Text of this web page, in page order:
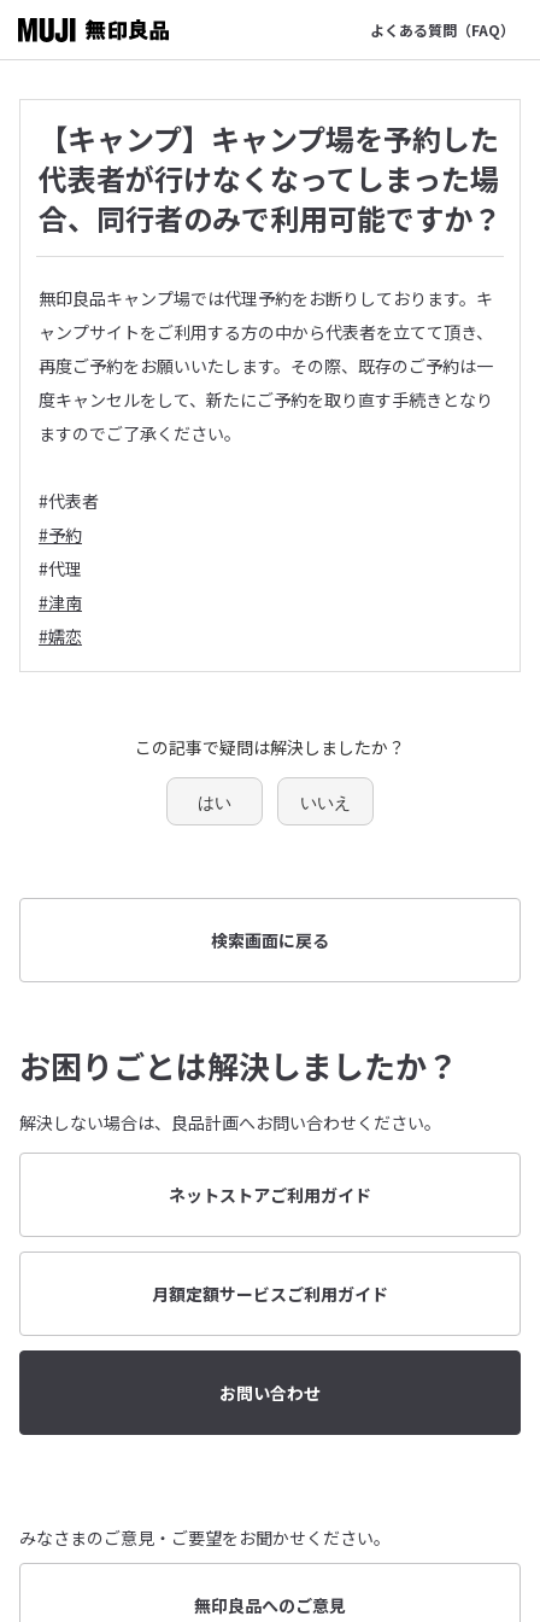
よくある質問（FAQ）
【キャンプ】キャンプ場を予約した
代表者が行けなくなってしまった場
合、同行者のみで利用可能ですか？
無印良品キャンプ場では代理予約をお断りしております。キ
ャンプサイトをご利用する方の中から代表者を立てて頂き、
再度ご予約をお願いいたします。その際、既存のご予約は一
度キャンセルをして、新たにご予約を取り直す手続きとなり
ますのでご了承ください。
#代表者
#予約
#代理
#津南
#嬬恋
この記事で疑問は解決しましたか？
はい いいえ
検索画面に戻る
お困りごとは解決しましたか？
解決しない場合は、良品計画へお問い合わせください。
ネットストアご利用ガイド
月額定額サービスご利用ガイド
お問い合わせ
みなさまのご意見・ご要望をお聞かせください。
無印良品へのご意見